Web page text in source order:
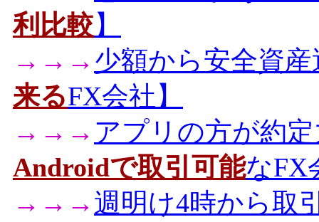
利比較】
→→→ 少額から安全資
来るFX会社】
→→→ アプリの方が約
Androidで取引可能なFX
→→→週明け4時から取